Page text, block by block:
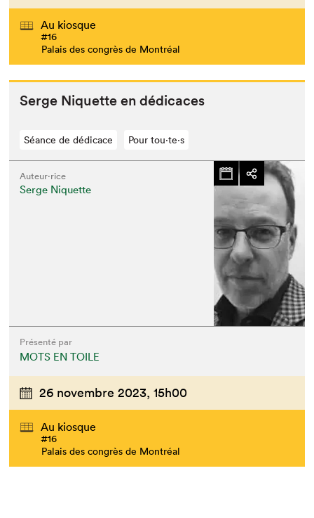
Au kiosque
#16
Palais des congrès de Montréal
Serge Niquette en dédicaces
Séance de dédicace Pour tou⋅te⋅s
Auteur·rice
Serge Niquette
Présenté par
MOTS EN TOILE
26 novembre 2023, 15h00
Au kiosque
#16
Palais des congrès de Montréal